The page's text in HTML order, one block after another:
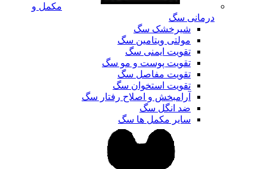
مکمل و
درمانی سگ
شیرخشک سگ
مولتی ویتامین سگ
تقویت ایمنی سگ
تقویت پوست و مو سگ
تقویت مفاصل سگ
تقویت استخوان سگ
آرامبخش و اصلاح رفتار سگ
ضد انگل سگ
سایر مکمل ها سگ